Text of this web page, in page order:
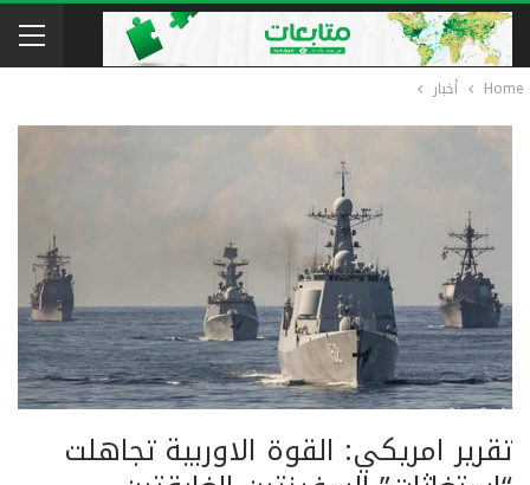
Home أخبار
تقرير امريكي: القوة الاوربية تجاهلت